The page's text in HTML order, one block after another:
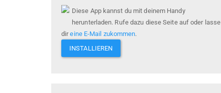
Diese App kannst du mit deinem Handy
herunterladen. Rufe dazu diese Seite auf oder lasse
direine E-Mail zukommen.
INSTALLIEREN